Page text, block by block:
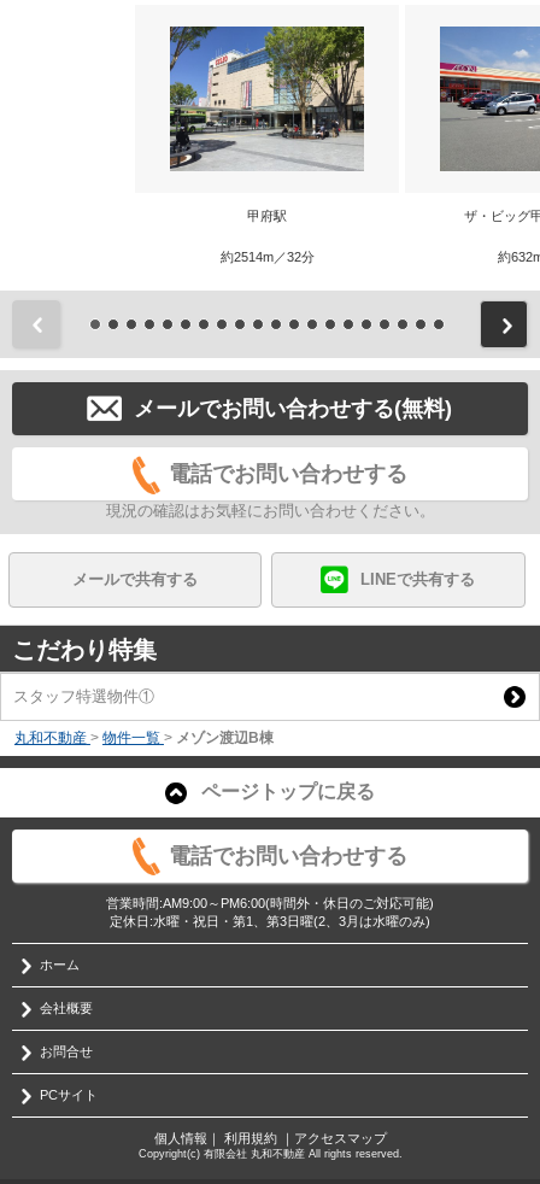
甲府駅
約2514m／32分
ザ・ビッグ
約
メールでお問い合わせする(無料)
電話でお問い合わせする
現況の確認はお気軽にお問い合わせください。
メールで共有する LINEで共有する
こだわり特集
スタッフ特選物件①
丸和不動産 > 物件一覧 > メゾン渡辺B棟
ページトップに戻る
電話でお問い合わせする
営業時間:AM9:00～PM6:00(時間外・休日のご対応可能)
定休日:水曜・祝日・第1、第3日曜(2、3月は水曜のみ)
ホーム
会社概要
お問合せ
PCサイト
個人情報 利用規約｜ アクセスマップ
Copyright(c) 有限会社 丸和不動産 All rights reserved.